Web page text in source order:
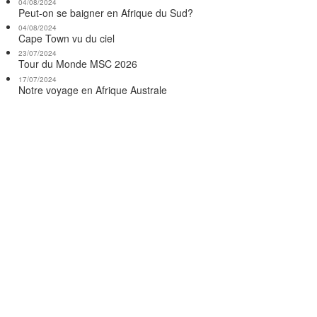
04/08/2024
Peut-on se baigner en Afrique du Sud?
04/08/2024
Cape Town vu du ciel
23/07/2024
Tour du Monde MSC 2026
17/07/2024
Notre voyage en Afrique Australe